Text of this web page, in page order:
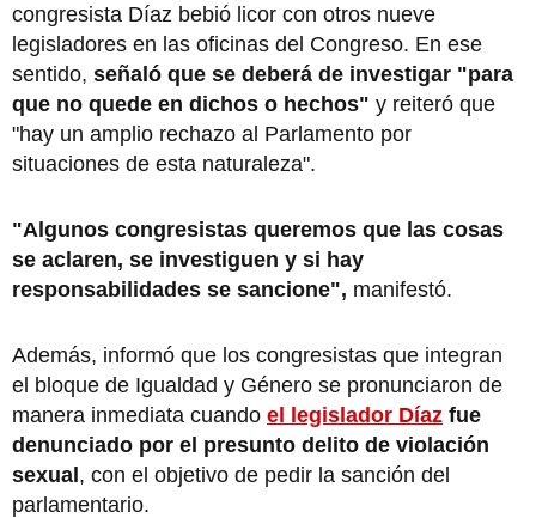
congresista Díaz bebió licor con otros nueve
legisladores en las oficinas del Congreso. En ese
sentido, señaló que se deberá de investigar "para
que no quede en dichos o hechos" y reiteró que
"hay un amplio rechazo al Parlamento por
situaciones de esta naturaleza".
"Algunos congresistas queremos que las cosas
se aclaren, se investiguen y si hay
responsabilidades se sancione", manifestó.
Además, informó que los congresistas que integran
el bloque de Igualdad y Género se pronunciaron de
manera inmediata cuando el legislador Díaz fue
denunciado por el presunto delito de violación
sexual, con el objetivo de pedir la sanción del
parlamentario.